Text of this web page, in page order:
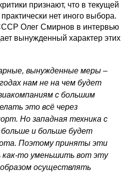
признают, что в текущей
нет иного выбора.
Олег Смирнов в интервью
вынужденный характер этих
вынужденные меры –
нам не на чем будет
с большим
это всё через
Но западная техника с
и больше будет
Поэтому приняты эти
то уменьшить вот эту
осуществлять